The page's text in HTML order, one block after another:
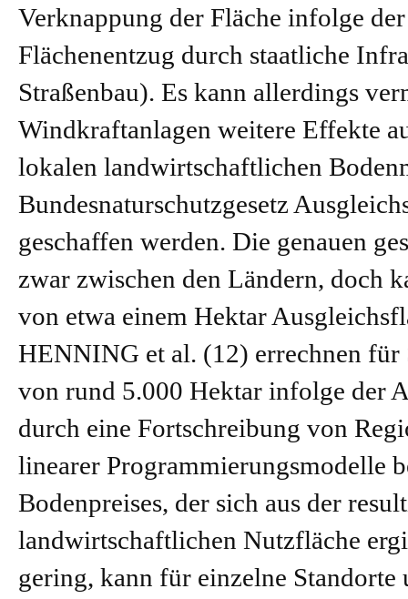
Verknappung der Fläche infolge
Flächenentzug durch staatliche
Straßenbau). Es kann allerdings
Windkraftanlagen weitere Effekte
lokalen landwirtschaftlichen
Bundesnaturschutzgesetz
geschaffen werden. Die genauen
zwar zwischen den Ländern, doch
von etwa einem Hektar
HENNING et al. (12) errechnen
von rund 5.000 Hektar infolge der
durch eine Fortschreibung von
linearer Programmierungsmodelle
Bodenpreises, der sich aus der
landwirtschaftlichen Nutzfläche
gering, kann für einzelne Standorte